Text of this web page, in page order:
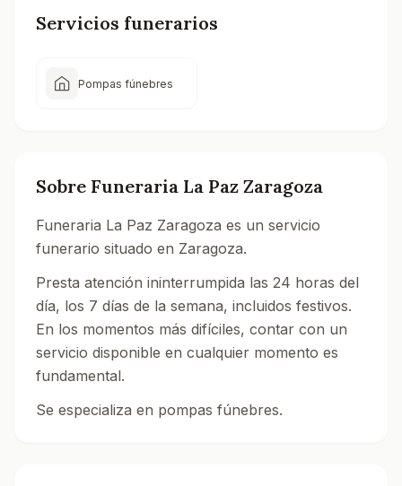
Servicios funerarios
Pompas fúnebres
Sobre Funeraria La Paz Zaragoza
Funeraria La Paz Zaragoza es un servicio
funerario situado en Zaragoza.
Presta atención ininterrumpida las 24 horas del
día, los 7 días de la semana, incluidos festivos.
En los momentos más difíciles, contar con un
servicio disponible en cualquier momento es
fundamental.
Se especializa en pompas fúnebres.